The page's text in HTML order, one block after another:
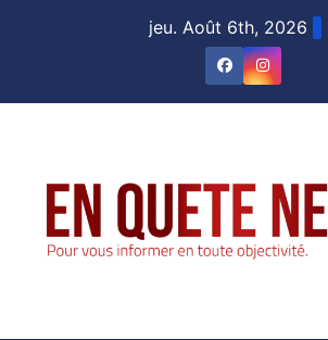
jeu. Août 6th, 2026